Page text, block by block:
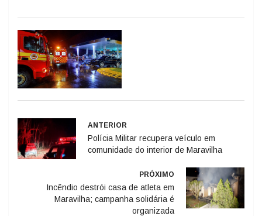
ANTERIOR
Polícia Militar recupera veículo em
comunidade do interior de Maravilha
PRÓXIMO
Incêndio destrói casa de atleta em
Maravilha; campanha solidária é
organizada